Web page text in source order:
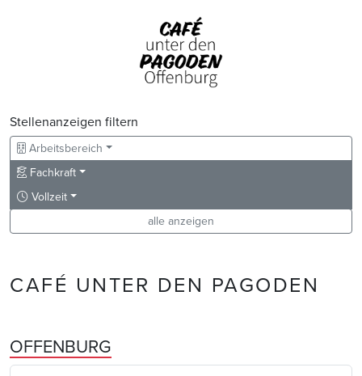
Stellenanzeigen filtern
Arbeitsbereich
Fachkraft
Vollzeit
alle anzeigen
CAFÉ UNTER DEN PAGODEN
OFFENBURG